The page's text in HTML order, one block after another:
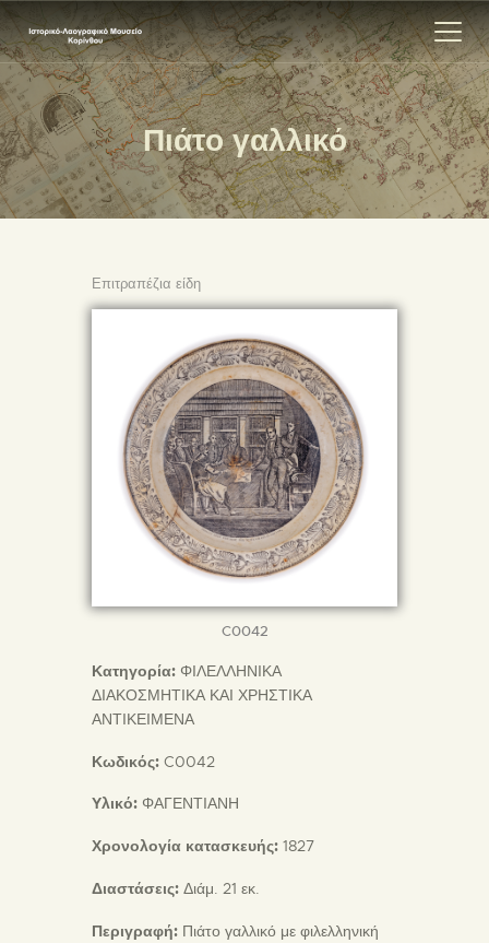
Πιάτο γαλλικό
ΑΡΧΙΚΗ
ΕΚΘΕΣΗ
ΣΧΕΤΙΚΑ
Επιτραπέζια είδη
C0042
Κατηγορία: ΦΙΛΕΛΛΗΝΙΚΑ
ΔΙΑΚΟΣΜΗΤΙΚΑ ΚΑΙ ΧΡΗΣΤΙΚΑ
ΑΝΤΙΚΕΙΜΕΝΑ
Κωδικός: C0042
Υλικό: ΦΑΓΕΝΤΙΑΝΗ
Χρονολογία κατασκευής: 1827
Διαστάσεις: Διάμ. 21 εκ.
Περιγραφή: Πιάτο γαλλικό με φιλελληνική